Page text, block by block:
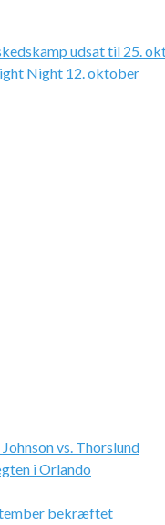
udsat til 25.
Night 12. oktober
vs. Thorslund
i Orlando
bekræftet